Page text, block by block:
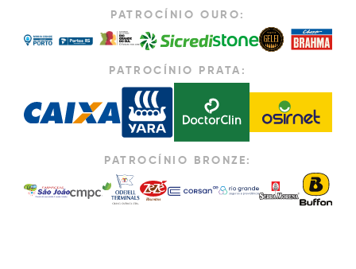
PATROCÍNIO OURO:
PATROCÍNIO PRATA:
PATROCÍNIO BRONZE: